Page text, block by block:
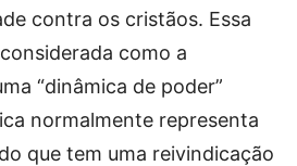
contra os cristãos. Essa
como a
“dinâmica de poder”
normalmente representa
que tem uma reivindicação